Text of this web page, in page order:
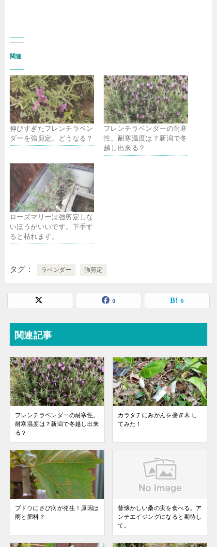
関連
伸びすぎたフレンチラベン
ダーを強剪定。どうなる？
フレンチラベンダーの耐寒
性。耐寒温度は？新潟で冬
越し出来る？
ローズマリーは強剪定しな
いほうがいいです。下手す
ると枯れます。
タグ ラベンダー 強剪定
0 0
関連記事
フレンチラベンダーの耐寒性。
耐寒温度は？新潟で冬越し出来
る？
カラタチにみかんを接ぎ木 し
てみた！
ブドウにさび病が発生！原因は
雨と肥料？
昔懐かしい桑の実を食べる。ア
ンチエイジングになると期待し
て。